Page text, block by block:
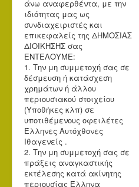
άνω αναφερθέντα, με την
ιδιότητας μας ως
συνδιαχειριστές και
επικεφαλείς της ΔΗΜΟΣΙΑΣ
ΔΙΟΙΚΗΣΗΣ σας
ΕΝΤΕΛΟΥΜΕ:
1. Την μη συμμετοχή σας σε
δέσμευση ή κατάσχεση
χρημάτων ή άλλου
περιουσιακού στοιχείου
(Υποθήκες κλπ) σε
υποτιθέμενους οφειλέτες
Έλληνες Αυτόχθονες
Ιθαγενείς .
2. Την μη συμμετοχή σας σε
πράξεις αναγκαστικής
εκτέλεσης κατά ακίνητης
περιουσίας Έλληνα